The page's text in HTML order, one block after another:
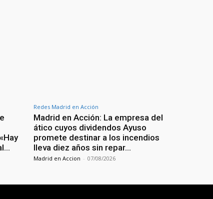
Redes Madrid en Acción
Madrid en Acción: La empresa del
ático cuyos dividendos Ayuso
promete destinar a los incendios
lleva diez años sin repar…
Madrid en Accion - 07/08/2026